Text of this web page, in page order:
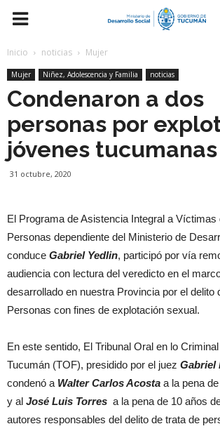
Inicio noticias Mujer
Mujer Niñez, Adolescencia y Familia noticias
Condenaron a dos
personas por
jóvenes tucumanas
31 octubre, 2020
El Programa de Asistencia Integral a Víctimas
Personas dependiente del Ministerio de
conduce Gabriel Yedlin, participó por vía
audiencia con lectura del veredicto en el
desarrollado en nuestra Provincia por el delito
Personas con fines de explotación sexual.
En este sentido, El Tribunal Oral en lo
Tucumán (TOF), presidido por el juez Gabriel
condenó a Walter Carlos Acosta a la pena
y al José Luis Torres a la pena de 10 años
autores responsables del delito de trata de